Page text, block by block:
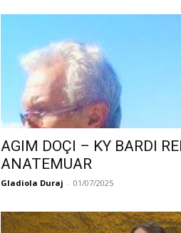
AGIM DOÇI – KY BARDI
ANATEMUAR
Gladiola Duraj - 01/07/2025